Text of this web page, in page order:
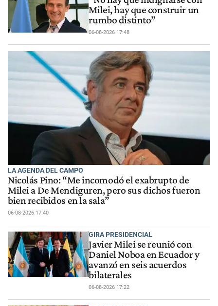
Milei, hay que construir un
rumbo distinto”
06-08-2026 17:48
LA AGENDA DEL CAMPO
Nicolás Pino: “Me incomodó el exabrupto de
Milei a De Mendiguren, pero sus dichos fueron
bien recibidos en la sala”
06-08-2026 17:40
GIRA PRESIDENCIAL
Javier Milei se reunió con
Daniel Noboa en Ecuador y
avanzó en seis acuerdos
bilaterales
06-08-2026 17:22